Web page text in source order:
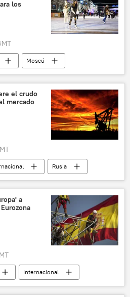
los
Moscú
noticias
el crudo
mercado
Rusia
Venezuela
petróleo
a
Internacional